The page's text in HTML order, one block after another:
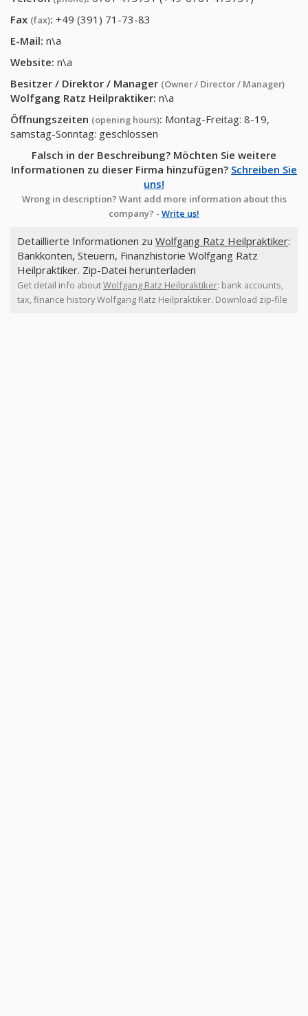
Fax (fax): +49 (391) 71-73-83
E-Mail: n\a
Website: n\a
Besitzer / Direktor / Manager (Owner / Director / Manager)
Wolfgang Ratz Heilpraktiker: n\a
Öffnungszeiten (opening hours): Montag-Freitag: 8-19,
samstag-Sonntag: geschlossen
Falsch in der Beschreibung? Möchten Sie weitere
Informationen zu dieser Firma hinzufügen? Schreiben Sie
uns!
Wrong in description? Want add more information about this
company? - Write us!
Detaillierte Informationen zu Wolfgang Ratz Heilpraktiker:
Bankkonten, Steuern, Finanzhistorie Wolfgang Ratz
Heilpraktiker. Zip-Datei herunterladen
Get detail info aboutWolfgang Ratz Heilpraktiker: bank accounts,
tax, finance history Wolfgang Ratz Heilpraktiker. Download zip-file